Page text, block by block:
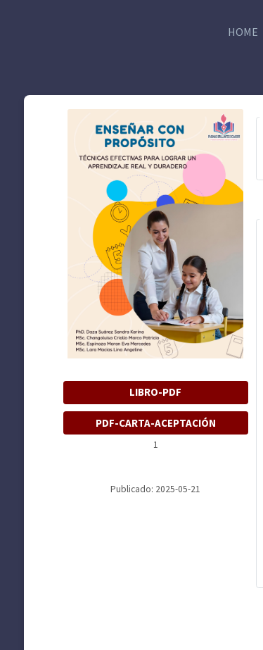
HOME
LIBRO-PDF
PDF-CARTA-ACEPTACIÓN
1
Publicado: 2025-05-21